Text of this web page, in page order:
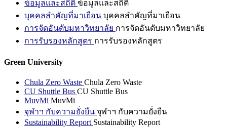
ข้อมูลและสถิติ ข้อมูลและสถิติ
บุคคลสำคัญที่มาเยือน บุคคลสำคัญที่มาเยือน
การจัดอันดับมหาวิทยาลัย การจัดอันดับมหาวิทยาลัย
การรับรองหลักสูตร การรับรองหลักสูตร
Green University
Chula Zero Waste Chula Zero Waste
CU Shuttle Bus CU Shuttle Bus
MuvMi MuvMi
จุฬาฯ กับความยั่งยืน จุฬาฯ กับความยั่งยืน
Sustainability Report Sustainability Report